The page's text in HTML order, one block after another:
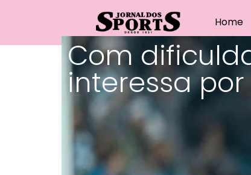
Home
Com
interessa